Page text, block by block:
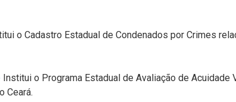
em nova janela)
o Cadastro Estadual de Condenados por Crimes
(Abre em nova janela)
Institui o Programa Estadual de Avaliação de
Ceará.